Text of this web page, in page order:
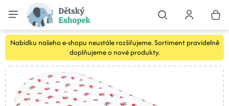
Nabídku našeho e-shopu neustále rozšiřujeme. Sortiment pravidelně
doplňujeme o nové produkty.